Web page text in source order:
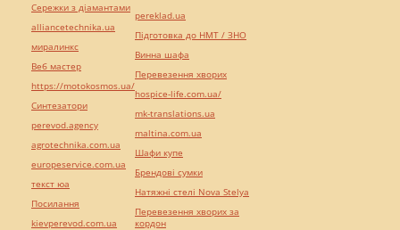
Сережки з діамантами
alliancetechnika.ua
миралинкс
Веб мастер
https://motokosmos.ua/
Синтезатори
perevod.agency
agrotechnika.com.ua
europeservice.com.ua
текст юа
Посилання
kievperevod.com.ua
pereklad.ua
Підготовка до НМТ / ЗНО
Винна шафа
Перевезення хворих
hospice-life.com.ua/
mk-translations.ua
maltina.com.ua
Шафи купе
Брендові сумки
Натяжні стелі Nova Stelya
Перевезення хворих за
кордон